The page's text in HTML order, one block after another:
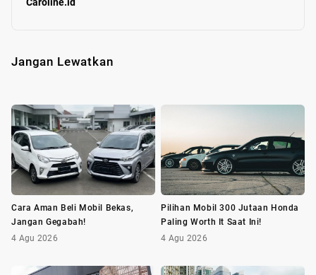
Caroline.id
Jangan Lewatkan
Cara Aman Beli Mobil Bekas,
Jangan Gegabah!
4 Agu 2026
Pilihan Mobil 300 Jutaan Honda
Paling Worth It Saat Ini!
4 Agu 2026